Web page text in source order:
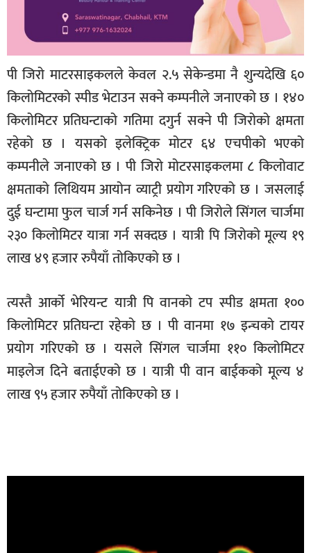
पी जिरो माटरसाइकलले केवल २.५ सेकेन्डमा नै शुन्यदेखि ६०
किलोमिटरको स्पीड भेटाउन सक्ने कम्पनीले जनाएको छ । १४०
किलोमिटर प्रतिघन्टाको गतिमा दगुर्न सक्ने पी जिरोको क्षमता
रहेको छ । यसको इलेक्ट्रिक मोटर ६४ एचपीको भएको
कम्पनीले जनाएको छ । पी जिरो मोटरसाइकलमा ८ किलोवाट
क्षमताको लिथियम आयोन व्याट्री प्रयोग गरिएको छ । जसलाई
दुई घन्टामा फुल चार्ज गर्न सकिनेछ । पी जिरोले सिंगल चार्जमा
२३० किलोमिटर यात्रा गर्न सक्दछ । यात्री पि जिरोको मूल्य १९
लाख ४९ हजार रुपैयाँ तोकिएको छ ।
त्यस्तै आर्को भेरियन्ट यात्री पि वानको टप स्पीड क्षमता १००
किलोमिटर प्रतिघन्टा रहेको छ । पी वानमा १७ इन्चको टायर
प्रयोग गरिएको छ । यसले सिंगल चार्जमा ११० किलोमिटर
माइलेज दिने बताईएको छ । यात्री पी वान बाईकको मूल्य ४
लाख ९५ हजार रुपैयाँ तोकिएको छ ।